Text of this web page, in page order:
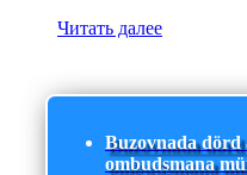
Читать далее
Buzovnada dörd
ombudsmana